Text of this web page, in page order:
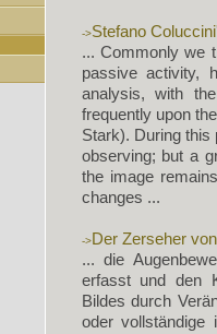
Stefano
... Commonly we
passive activity,
analysis, with
frequently upon
Stark). During this
observing; but a
the image
changes ...
Der Zerseher
... die
erfasst und den
Bildes durch
oder vollständige